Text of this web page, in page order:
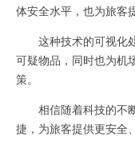
体安全水平，也为旅客
这种技术的可视化处
可疑物品，同时也为机
策。
相信随着科技的不断
捷，为旅客提供更安全